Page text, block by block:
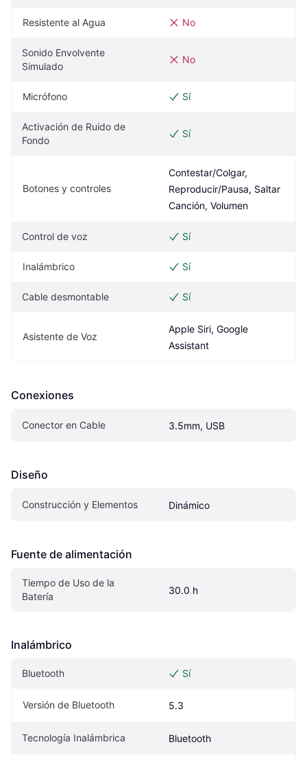
Resistente al Agua No
Sonido Envolvente
Simulado
No
Micrófono Sí
Activación de Ruido de
Fondo
Sí
Botones y controles
Contestar/Colgar,
Reproducir/Pausa, Saltar
Canción, Volumen
Control de voz Sí
Inalámbrico Sí
Cable desmontable Sí
Asistente de Voz
Apple Siri, Google
Assistant
Conexiones
Conector en Cable 3.5mm, USB
Diseño
Construcción y Elementos Dinámico
Fuente de alimentación
Tiempo de Uso de la
Batería
30.0 h
Inalámbrico
Bluetooth Sí
Versión de Bluetooth 5.3
Tecnología Inalámbrica Bluetooth